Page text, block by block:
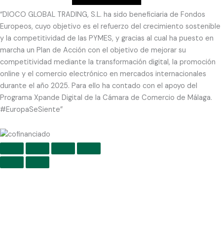
“DIOCO GLOBAL TRADING, S.L. ha sido beneficiaria de Fondos
Europeos, cuyo objetivo es el refuerzo del crecimiento sostenible
y la competitividad de las PYMES, y gracias al cual ha puesto en
marcha un Plan de Acción con el objetivo de mejorar su
competitividad mediante la transformación digital, la promoción
online y el comercio electrónico en mercados internacionales
durante el año 2025. Para ello ha contado con el apoyo del
Programa Xpande Digital de la Cámara de Comercio de Málaga.
#EuropaSeSiente”